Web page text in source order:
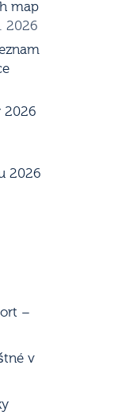
map
2026
2026
2026
–
v